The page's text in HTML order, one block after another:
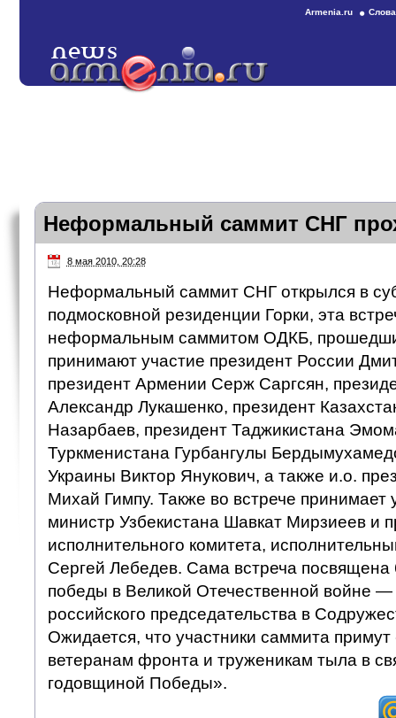
Armenia.ru
Неформальный саммит СНГ
8 мая 2010, 20:28
Неформальный саммит СНГ открылся в
подмосковной резиденции Горки, эта
неформальным саммитом ОДКБ,
принимают участие президент России
президент Армении Серж Саргсян,
Александр Лукашенко, президент
Назарбаев, президент Таджикистана
Туркменистана Гурбангулы
Украины Виктор Янукович, а также и.о.
Михай Гимпу. Также во встрече принимает
министр Узбекистана Шавкат Мирзиеев и
исполнительного комитета,
Сергей Лебедев. Сама встреча посвящена
победы в Великой Отечественной войне
российского председательства в
Ожидается, что участники саммита
ветеранам фронта и труженикам тыла в
годовщиной Победы».